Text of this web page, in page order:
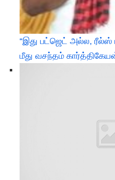
“இது பட்ஜெட் அல்ல, ரீல்ஸ்
மீது வசந்தம்